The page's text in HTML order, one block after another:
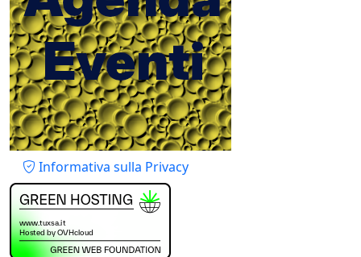
Piè di pagina
Informativa sulla Privacy